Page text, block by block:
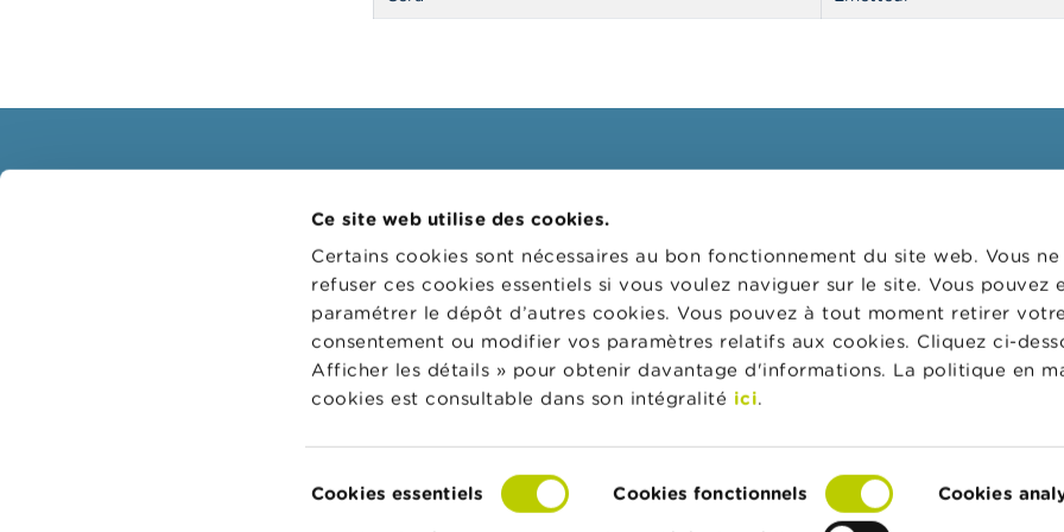
Ce site web utilise des cookies.
Certains cookies sont nécessaires au bon fonctionnement du site web. Vous
refuser ces cookies essentiels si vous voulez naviguer sur le site. Vous pouvez
paramétrer le dépôt d’autres cookies. Vous pouvez à tout moment retirer votre
consentement ou modifier vos paramètres relatifs aux cookies. Cliquez ci-
Afficher les détails » pour obtenir davantage d'informations. La politique en
cookies est consultable dans son intégralité ici.
du
Cookies essentiels Cookies fonctionnels Cookies
Mises en garde & sanctions
Attention aux fraudes
Thèmes
Guichet digital
Sanctions administratives
Collège de supervision des
réviseurs d'entreprises (CSR)
Actualités et Mises en garde
Liens
Contact